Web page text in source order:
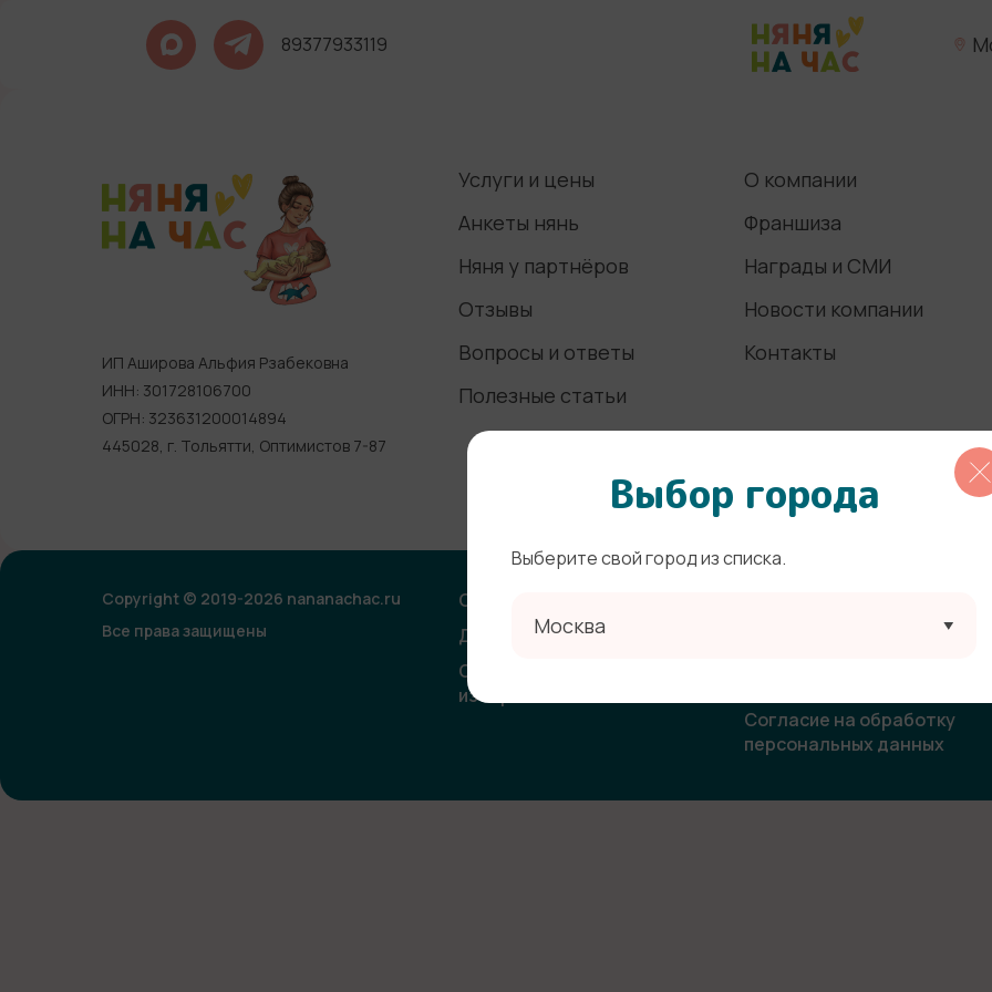
89377933119
ИП Аширова Альфия Рзабековна
ИНН: 301728106700
ОГРН: 323631200014894
445028, г. Тольятти, Оптимистов 7-87
Услуги и цены
Анкеты нянь
Няня у партнёров
Отзывы
Вопросы и ответы
Полезные статьи
О компании
Франшиза
Награды и СМИ
Новости компании
Контакты
Copyright © 2019-2026 nananachac.ru
Все права защищены
Оплата
Договор-оферта
Согласие на использование
изображения
Политика
Согласие на получение
Согласие на обработку
персональных данных
Выбор города
Выберите свой город из списка.
Москва